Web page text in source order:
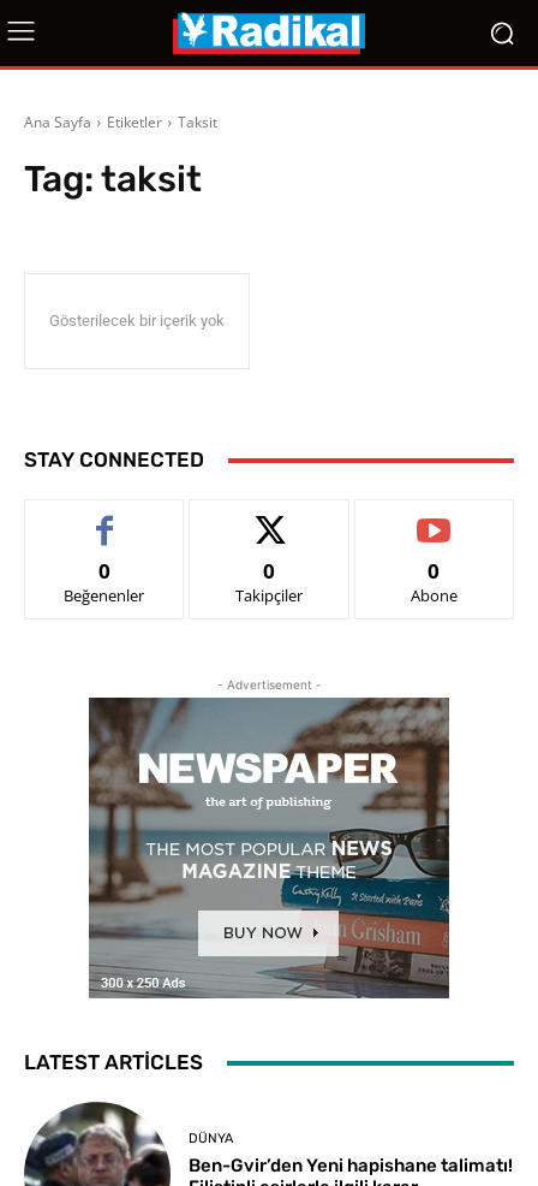
Ana Sayfa Etiketler Taksit
Tag:taksit
Gösterilecek bir içerik yok
STAY CONNECTED
0
Beğenenler
0
Takipçiler
0
Abone
- Advertisement -
LATEST ARTICLES
DÜNYA
Ben-Gvir’den Yeni hapishane talimatı!